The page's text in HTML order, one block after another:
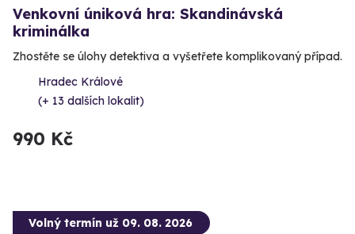
Venkovní úniková hra: Skandinávská
kriminálka
Zhostěte se úlohy detektiva a vyšetřete komplikovaný případ.
Hradec Králové
(+ 13 dalších lokalit)
990 Kč
Volný termín už 09. 08. 2026